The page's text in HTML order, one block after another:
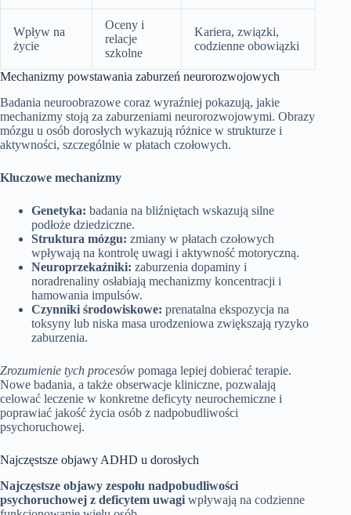
Wpływ na
życie
Oceny i
relacje
szkolne
Kariera, związki,
codzienne obowiązki
Mechanizmy powstawania zaburzeń neurorozwojowych
Badania neuroobrazowe coraz wyraźniej pokazują, jakie
mechanizmy stoją za zaburzeniami neurorozwojowymi. Obrazy
mózgu u osób dorosłych wykazują różnice w strukturze i
aktywności, szczególnie w płatach czołowych.
Kluczowe mechanizmy
Genetyka: badania na bliźniętach wskazują silne
podłoże dziedziczne.
Struktura mózgu: zmiany w płatach czołowych
wpływają na kontrolę uwagi i aktywność motoryczną.
Neuroprzekaźniki: zaburzenia dopaminy i
noradrenaliny osłabiają mechanizmy koncentracji i
hamowania impulsów.
Czynniki środowiskowe: prenatalna ekspozycja na
toksyny lub niska masa urodzeniowa zwiększają ryzyko
zaburzenia.
Zrozumienie tych procesów pomaga lepiej dobierać terapie.
Nowe badania, a także obserwacje kliniczne, pozwalają
celować leczenie w konkretne deficyty neurochemiczne i
poprawiać jakość życia osób z nadpobudliwości
psychoruchowej.
Najczęstsze objawy ADHD u dorosłych
Najczęstsze objawy zespołu nadpobudliwości
psychoruchowej z deficytem uwagi wpływają na codzienne